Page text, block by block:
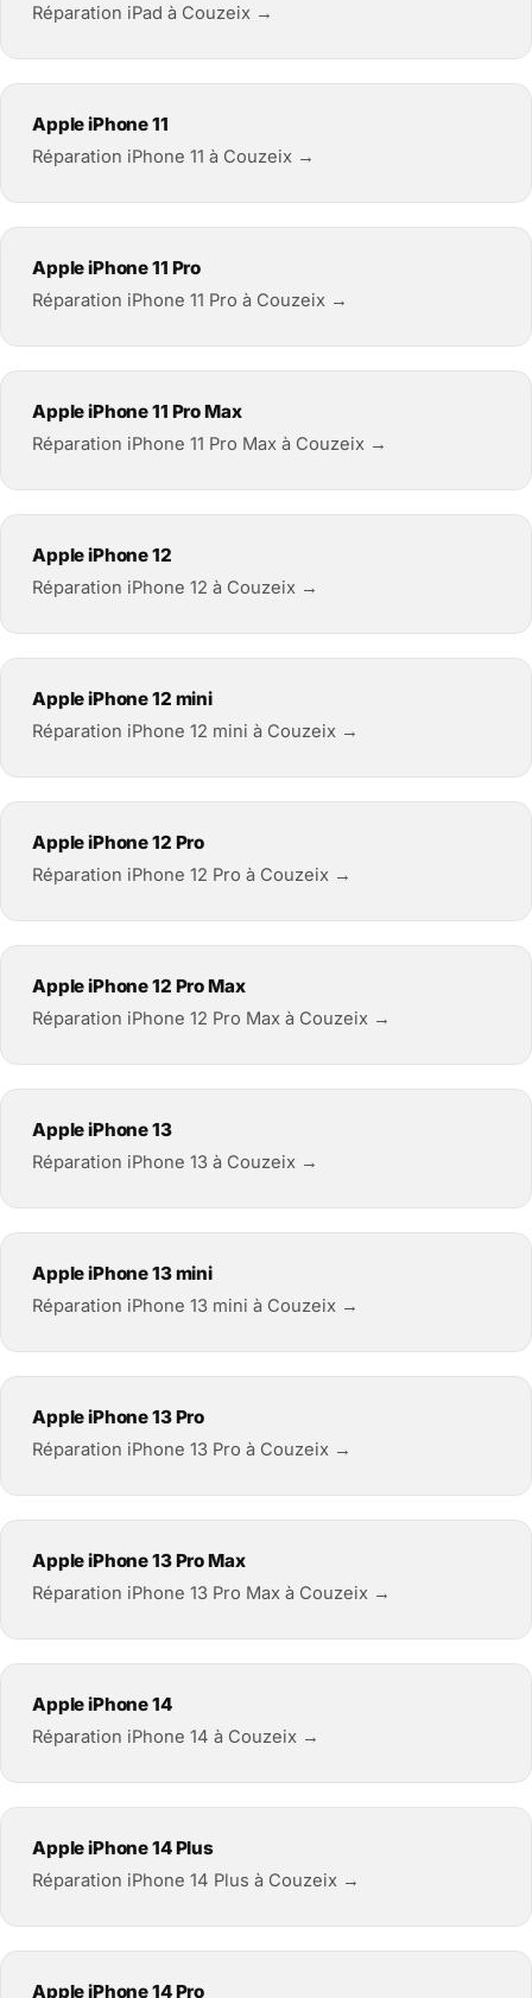
Réparation iPad à Couzeix →
Apple iPhone 11
Réparation iPhone 11 à Couzeix →
Apple iPhone 11 Pro
Réparation iPhone 11 Pro à Couzeix →
Apple iPhone 11 Pro Max
Réparation iPhone 11 Pro Max à Couzeix →
Apple iPhone 12
Réparation iPhone 12 à Couzeix →
Apple iPhone 12 mini
Réparation iPhone 12 mini à Couzeix →
Apple iPhone 12 Pro
Réparation iPhone 12 Pro à Couzeix →
Apple iPhone 12 Pro Max
Réparation iPhone 12 Pro Max à Couzeix →
Apple iPhone 13
Réparation iPhone 13 à Couzeix →
Apple iPhone 13 mini
Réparation iPhone 13 mini à Couzeix →
Apple iPhone 13 Pro
Réparation iPhone 13 Pro à Couzeix →
Apple iPhone 13 Pro Max
Réparation iPhone 13 Pro Max à Couzeix →
Apple iPhone 14
Réparation iPhone 14 à Couzeix →
Apple iPhone 14 Plus
Réparation iPhone 14 Plus à Couzeix →
Apple iPhone 14 Pro